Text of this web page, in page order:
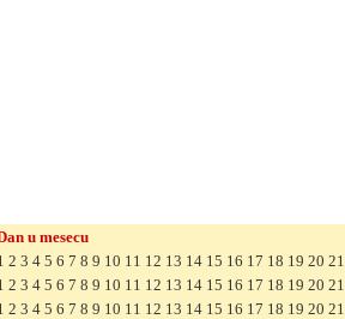
u mesecu
2 3 4 5 6 7 8 9 10 11 12 13 14 15 16 17 18 19 20 21
2 3 4 5 6 7 8 9 10 11 12 13 14 15 16 17 18 19 20 21
2 3 4 5 6 7 8 9 10 11 12 13 14 15 16 17 18 19 20 21